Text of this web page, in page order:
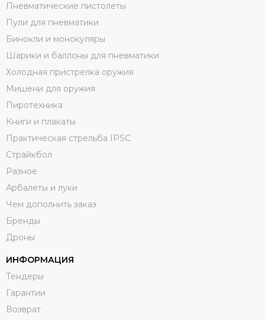
Пневматические пистолеты
Пули для пневматики
Бинокли и монокуляры
Шарики и баллоны для пневматики
Холодная пристрелка оружия
Мишени для оружия
Пиротехника
Книги и плакаты
Практическая стрельба IPSC
Страйкбол
Разное
Арбалеты и луки
Чем дополнить заказ
Бренды
Дроны
ИНФОРМАЦИЯ
Тендеры
Гарантии
Возврат